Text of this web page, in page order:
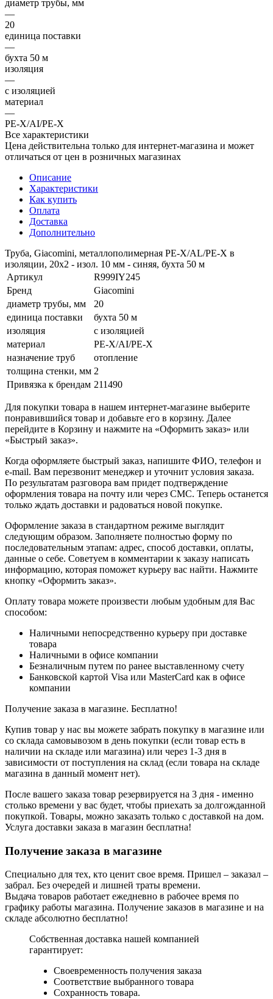
диаметр трубы, мм
—
20
единица поставки
—
бухта 50 м
изоляция
—
с изоляцией
материал
—
PE-X/AI/PE-X
Все характеристики
Цена действительна только для интернет-магазина и может
отличаться от цен в розничных магазинах
Описание
Характеристики
Как купить
Оплата
Доставка
Дополнительно
Труба, Giacomini, металлополимерная PE-X/AL/PE-X в
изоляции, 20x2 - изол. 10 мм - синяя, бухта 50 м
Артикул
R999IY245
Бренд
Giacomini
диаметр трубы, мм
20
единица поставки
бухта 50 м
изоляция
с изоляцией
материал
PE-X/AI/PE-X
назначение труб
отопление
толщина стенки, мм 2
Привязка к брендам 211490
Для покупки товара в нашем интернет-магазине выберите
понравившийся товар и добавьте его в корзину. Далее
перейдите в Корзину и нажмите на «Оформить заказ» или
«Быстрый заказ».
Когда оформляете быстрый заказ, напишите ФИО, телефон и
e-mail. Вам перезвонит менеджер и уточнит условия заказа.
По результатам разговора вам придет подтверждение
оформления товара на почту или через СМС. Теперь останется
только ждать доставки и радоваться новой покупке.
Оформление заказа в стандартном режиме выглядит
следующим образом. Заполняете полностью форму по
последовательным этапам: адрес, способ доставки, оплаты,
данные о себе. Советуем в комментарии к заказу написать
информацию, которая поможет курьеру вас найти. Нажмите
кнопку «Оформить заказ».
Оплату товара можете произвести любым удобным для Вас
способом:
Наличными непосредственно курьеру при доставке
товара
Наличными в офисе компании
Безналичным путем по ранее выставленному счету
Банковской картой Visa или MasterCard как в офисе
компании
Получение заказа в магазине. Бесплатно!
Купив товар у нас вы можете забрать покупку в магазине или
со склада самовывозом в день покупки (если товар есть в
наличии на складе или магазина) или через 1-3 дня в
зависимости от поступления на склад (если товара на складе
магазина в данный момент нет).
После вашего заказа товар резервируется на 3 дня - именно
столько времени у вас будет, чтобы приехать за долгожданной
покупкой. Товары, можно заказать только с доставкой на дом.
Услуга доставки заказа в магазин бесплатна!
Получение заказа в магазине
Специально для тех, кто ценит свое время. Пришел – заказал –
забрал. Без очередей и лишней траты времени.
Выдача товаров работает ежедневно в рабочее время по
графику работы магазина. Получение заказов в магазине и на
складе абсолютно бесплатно!
Собственная доставка нашей компанией
гарантирует:
Своевременность получения заказа
Соответствие выбранного товара
Сохранность товара.